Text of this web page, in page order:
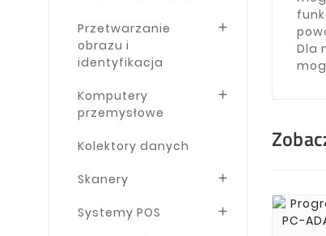
Przetwarzanie
obrazu i
identyfikacja

Komputery
przemysłowe

Kolektory danych
Skanery 
Systemy POS 
Dla